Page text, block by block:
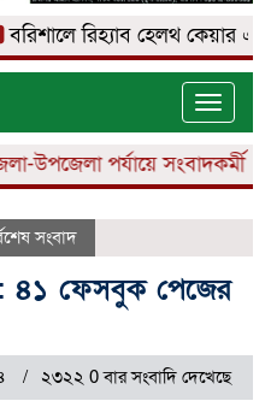
রিহ্যাব হেলথ কেয়ার এন্ড
Toggle
উপজেলা পর্যায়ে সংবাদকর্মী
সংবাদ
৪১ ফেসবুক পেজের
২৩২২ 0 বার সংবাদি দেখেছে